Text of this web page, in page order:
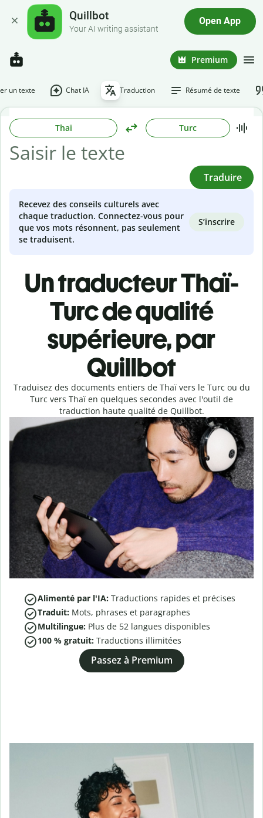
Quillbot
Your AI writing assistant
Open App
Premium
un texte Chat IA Traduction Résumé de texte
Thaï Turc
Traduire
Recevez des conseils culturels avec
chaque traduction. Connectez-vous pour
que vos mots résonnent, pas seulement
se traduisent.
S’inscrire
Un traducteur Thaï-
Turc de qualité
supérieure, par
Quillbot
Traduisez des documents entiers de Thaï vers le Turc ou du
Turc vers Thaï en quelques secondes avec l'outil de
traduction haute qualité de Quillbot.
Alimenté par l'IA: Traductions rapides et précises
Traduit: Mots, phrases et paragraphes
Multilingue: Plus de 52 langues disponibles
100 % gratuit: Traductions illimitées
Passez à Premium